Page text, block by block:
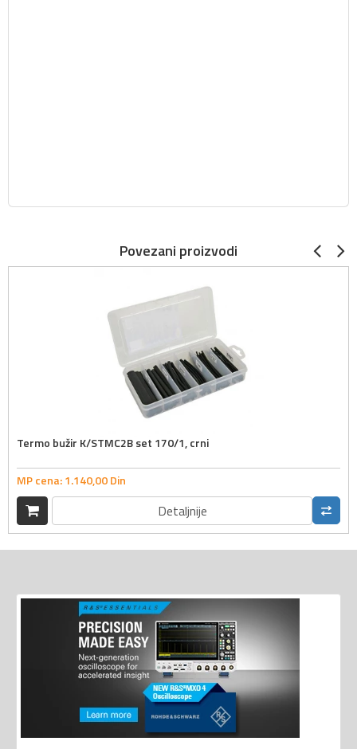
Povezani proizvodi
Termo bužir K/STMC2B set 170/1, crni
MP cena:1.140,00Din
Detaljnije